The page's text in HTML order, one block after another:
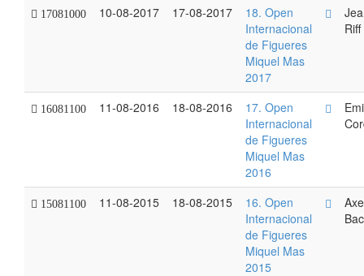
17081000 10-08-2017 17-08-2017
18. Open
Internacional
de Figueres
Miquel Mas
2017
Riff
16081100 11-08-2016 18-08-2016
17. Open
Internacional
de Figueres
Miquel Mas
2016
15081100 11-08-2015 18-08-2015
16. Open
Internacional
de Figueres
Miquel Mas
2015